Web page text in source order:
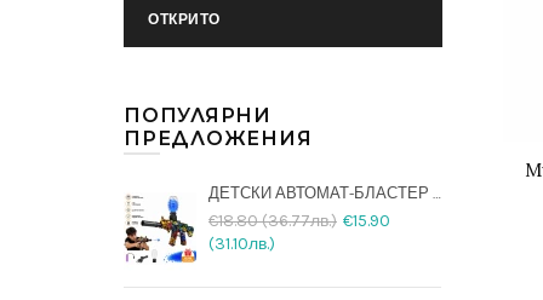
ОТКРИТО
ПОПУЛЯРНИ
ПРЕДЛОЖЕНИЯ
ДЕТСКИ АВТОМАТ-БЛАСТЕР С ГЕЛ ТОПЧЕТА + 20000 ТОПЧЕТА ПОДАРЪК
€18.80 (36.77лв.) €15.90
(31.10лв.)